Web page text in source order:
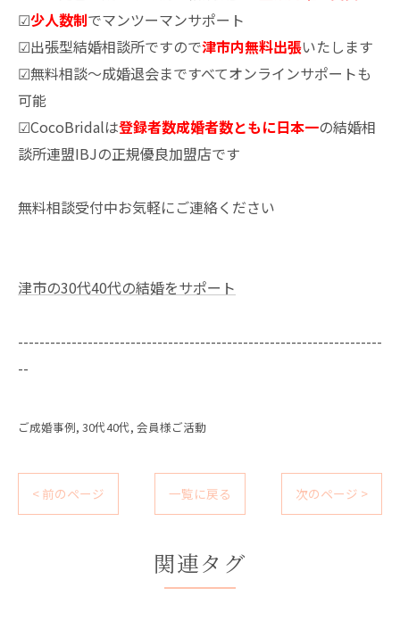
☑少人数制でマンツーマンサポート
☑出張型結婚相談所ですので津市内無料出張いたします
☑無料相談～成婚退会まですべてオンラインサポートも
可能
☑CocoBridalは登録者数成婚者数ともに日本一の結婚相
談所連盟IBJの正規優良加盟店です
無料相談受付中お気軽にご連絡ください
津市の30代40代の結婚をサポート
--------------------------------------------------------------------
--
ご成婚事例 30代40代 会員様ご活動
< 前のページ 一覧に戻る 次のページ >
関連タグ